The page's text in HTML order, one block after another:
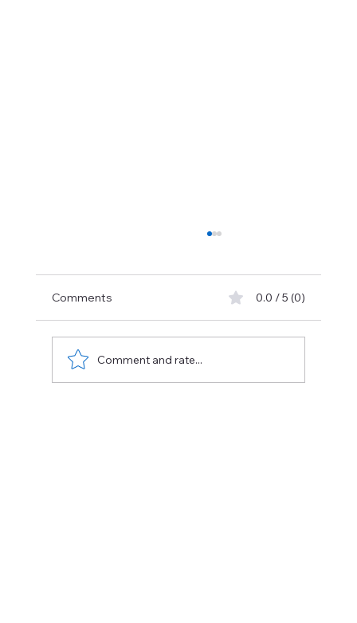
e
Comments 0.0 / 5 (0)
Comment and rate...